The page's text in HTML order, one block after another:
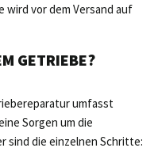
wird vor dem Versand auf
GETRIEBE?
umfasst
Sorgen um die
sind die einzelnen Schritte: